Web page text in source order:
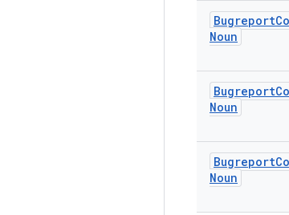
Bugreport
Noun
Bugreport
Noun
Bugreport
Noun